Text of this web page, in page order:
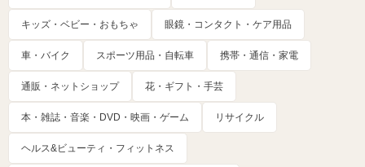
キッズ・ベビー・おもちゃ 眼鏡・コンタクト・ケア用品
車・バイク スポーツ用品・自転車 携帯・通信・家電
通販・ネットショップ 花・ギフト・手芸
本・雑誌・音楽・DVD・映画・ゲーム リサイクル
ヘルス&ビューティ・フィットネス